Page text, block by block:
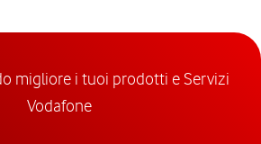
migliore i tuoi prodotti e Servizi
Vodafone